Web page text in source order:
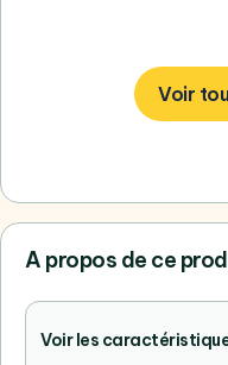
Voir
A propos de ce
Voir les